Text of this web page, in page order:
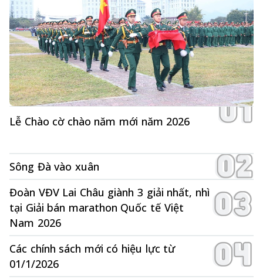
Lễ Chào cờ chào năm mới năm 2026
Sông Đà vào xuân
Đoàn VĐV Lai Châu giành 3 giải nhất, nhì
tại Giải bán marathon Quốc tế Việt
Nam 2026
Các chính sách mới có hiệu lực từ
01/1/2026